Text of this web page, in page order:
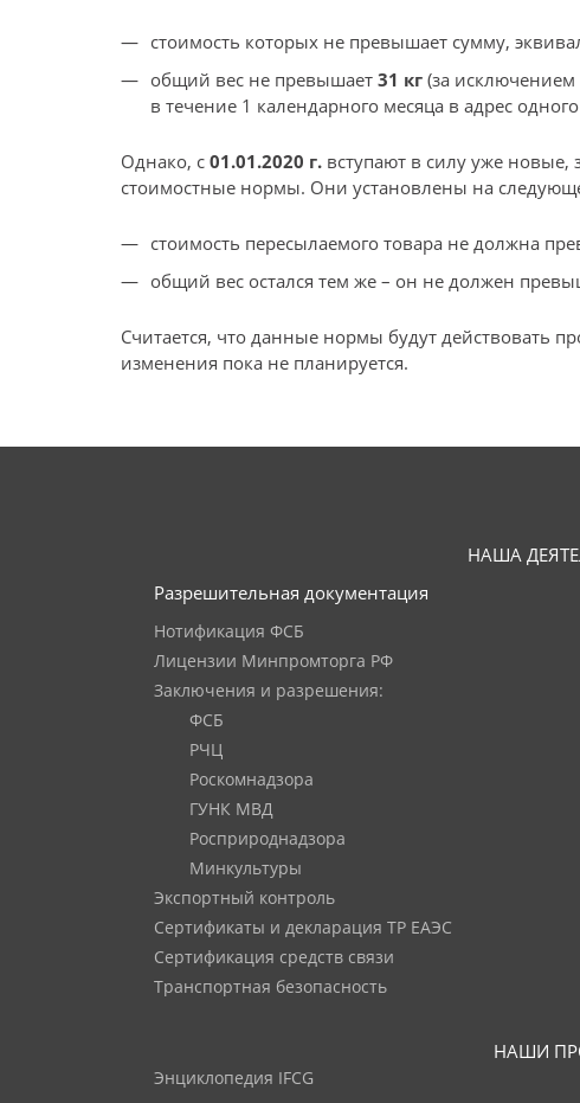
стоимость которых не превышает сумму,
общий вес не превышает 31 кг (за
в течение 1 календарного месяца в адрес
Однако, с 01.01.2020 г. вступают в силу уже
стоимостные нормы. Они установлены на
стоимость пересылаемого товара не должна
общий вес остался тем же – он не должен
Считается, что данные нормы будут действовать
изменения пока не планируется.
НАША
Разрешительная документация
Нотификация ФСБ
Лицензии Минпромторга РФ
Заключения и разрешения:
ФСБ
РЧЦ
Роскомнадзора
ГУНК МВД
Росприроднадзора
Минкультуры
Экспортный контроль
Сертификаты и декларация ТР ЕАЭС
Сертификация средств связи
Транспортная безопасность
НАШИ
Энциклопедия IFCG